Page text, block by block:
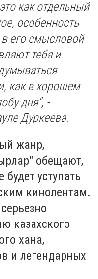
как отдельный
особенность
его смысловой
тебя и
как в хорошем
дня", -
Дуркеева.
жанр,
обещают,
уступать
кинолентам.
казахского
хана,
и легендарных